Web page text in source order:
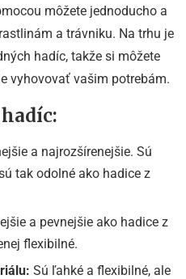
môžete jednoducho a
a trávniku. Na trhu je
hadíc, takže si môžete
vyhovovať vašim potrebám.
a najrozšírenejšie. Sú
tak odolné ako hadice z
a pevnejšie ako hadice z
flexibilné.
Sú ľahké a flexibilné, ale